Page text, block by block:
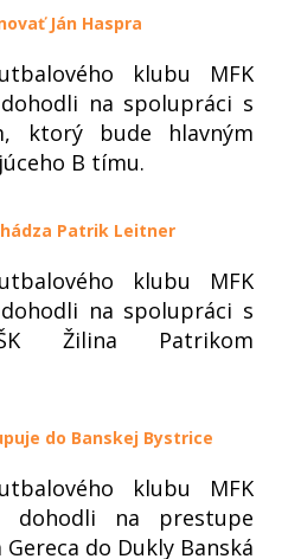
Ján Haspra
klubu MFK
na spolupráci s
ktorý bude hlavným
B tímu.
Patrik Leitner
klubu MFK
na spolupráci s
Žilina Patrikom
do Banskej Bystrice
klubu MFK
dohodli na prestupe
do Dukly Banská